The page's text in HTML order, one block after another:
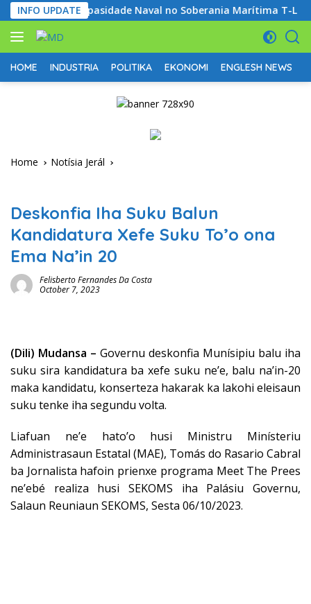
Skip
to
content
INFO UPDATE
Kapasidade Naval no Soberania Marítima T-L
HOME INDUSTRIA POLITIKA EKONOMI ENGLESH NEWS
Home Notísia Jerál
Deskonfia Iha Suku Balun
Kandidatura Xefe Suku To’o ona
Ema Na’in 20
Felisberto Fernandes Da Costa
October 7, 2023
(Dili) Mudansa – Governu deskonfia Munísipiu balu iha
suku sira kandidatura ba xefe suku ne’e, balu na’in-20
maka kandidatu, konserteza hakarak ka lakohi eleisaun
suku tenke iha segundu volta.
Liafuan ne’e hato’o husi Ministru Minísteriu
Administrasaun Estatal (MAE), Tomás do Rasario Cabral
ba Jornalista hafoin prienxe programa Meet The Prees
ne’ebé realiza husi SEKOMS iha Palásiu Governu,
Salaun Reuniaun SEKOMS, Sesta 06/10/2023.